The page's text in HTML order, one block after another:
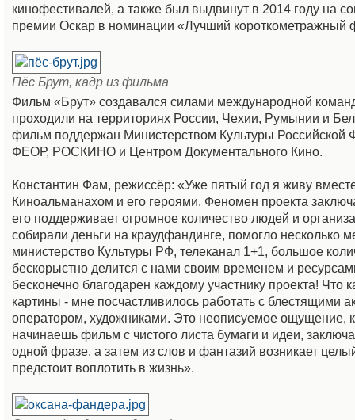
кинофестивалей, а также был выдвинут в 2014 году на
премии Оскар в номинации «Лучший короткометражный
Пёс Брут, кадр из фильма
Фильм «Брут» создавался силами международной
проходили на территориях России, Чехии, Румынии и
фильм поддержан Министерством Культуры Российской
ФЕОР, РОСКИНО и Центром Документального Кино.
Константин Фам, режиссёр: «Уже пятый год я живу
Киноальманахом и его героями. Феномен проекта
его поддерживает огромное количество людей и
собирали деньги на краудфандинге, помогло несколько
министерство Культуры РФ, телеканал 1+1, большое
бескорыстно делится с нами своим временем и
бесконечно благодарен каждому участнику проекта! Что
картины - мне посчастливилось работать с блестящими
оператором, художниками. Это неописуемое ощущение,
начинаешь фильм с чистого листа бумаги и идеи,
одной фразе, а затем из слов и фантазий возникает
предстоит воплотить в жизнь».